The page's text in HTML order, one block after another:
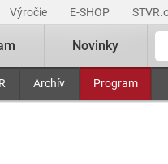
Výročie E-SHOP
Archív Program
Novinky